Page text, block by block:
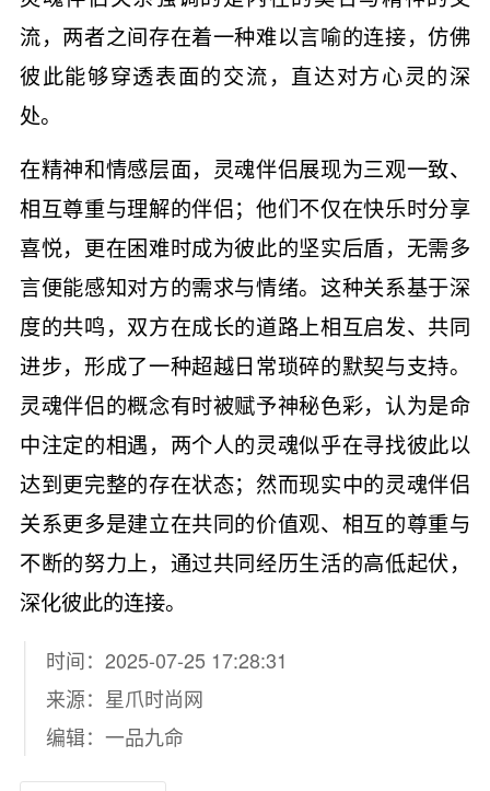
流，两者之间存在着一种难以言喻的连接，仿佛
彼此能够穿透表面的交流，直达对方心灵的深
处。
在精神和情感层面，灵魂伴侣展现为三观一致、
相互尊重与理解的伴侣；他们不仅在快乐时分享
喜悦，更在困难时成为彼此的坚实后盾，无需多
言便能感知对方的需求与情绪。这种关系基于深
度的共鸣，双方在成长的道路上相互启发、共同
进步，形成了一种超越日常琐碎的默契与支持。
灵魂伴侣的概念有时被赋予神秘色彩，认为是命
中注定的相遇，两个人的灵魂似乎在寻找彼此以
达到更完整的存在状态；然而现实中的灵魂伴侣
关系更多是建立在共同的价值观、相互的尊重与
不断的努力上，通过共同经历生活的高低起伏，
深化彼此的连接。
时间：2025-07-25 17:28:31
来源： 星爪时尚网
编辑：一品九命